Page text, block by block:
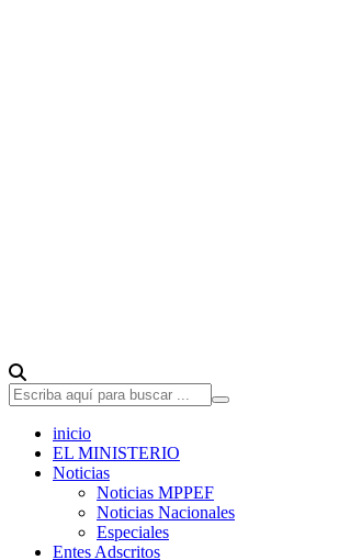
inicio
EL MINISTERIO
Noticias
Noticias MPPEF
Noticias Nacionales
Especiales
Entes Adscritos